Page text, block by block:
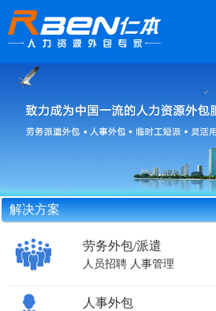
解决方案
劳务外包/派遣
人员招聘 人事管理
人事外包